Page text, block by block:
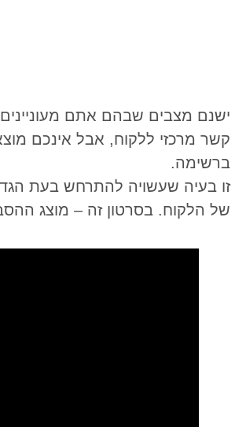
ישנם מצבים שבהם אתם מעוניינים
קשר מרכזי ללקוח, אבל אינכם
ברשימה.
זו בעיה שעשויה להתרחש בעת
של הלקוח. בסרטון זה – מוצג ההסבר